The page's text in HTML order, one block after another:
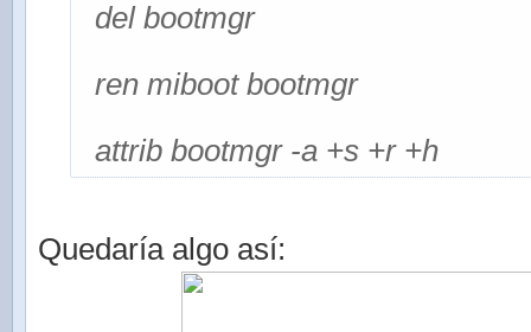
del bootmgr
ren miboot bootmgr
attrib bootmgr -a +s +r +h
Quedaría algo así: